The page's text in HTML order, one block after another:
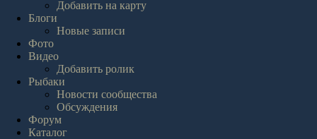
Добавить на карту
Блоги
Новые записи
Фото
Видео
Добавить ролик
Рыбаки
Новости сообщества
Обсуждения
Форум
Каталог